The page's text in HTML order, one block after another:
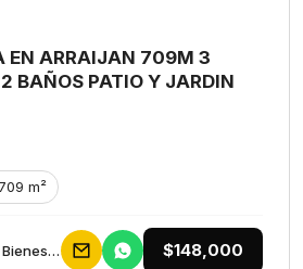
EN ARRAIJAN 709M 3
BAÑOS PATIO Y JARDIN
709 m²
Galceb Group Bienes Raices $148,000